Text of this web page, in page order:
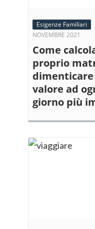
Esigenze Familiari
NOVEMBRE 2021
Come
proprio
valore ad
giorno più